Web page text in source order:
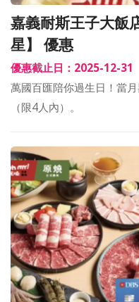
嘉義耐斯王子大飯
星】 優惠
優惠截止日：2025-12-31
萬國百匯陪你過生日！當
（限4人內）。